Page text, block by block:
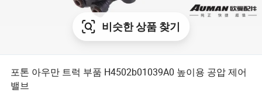
비슷한 상품 찾기
포톤 아우만 트럭 부품 H4502b01039A0 높이용 공압 제어
밸브